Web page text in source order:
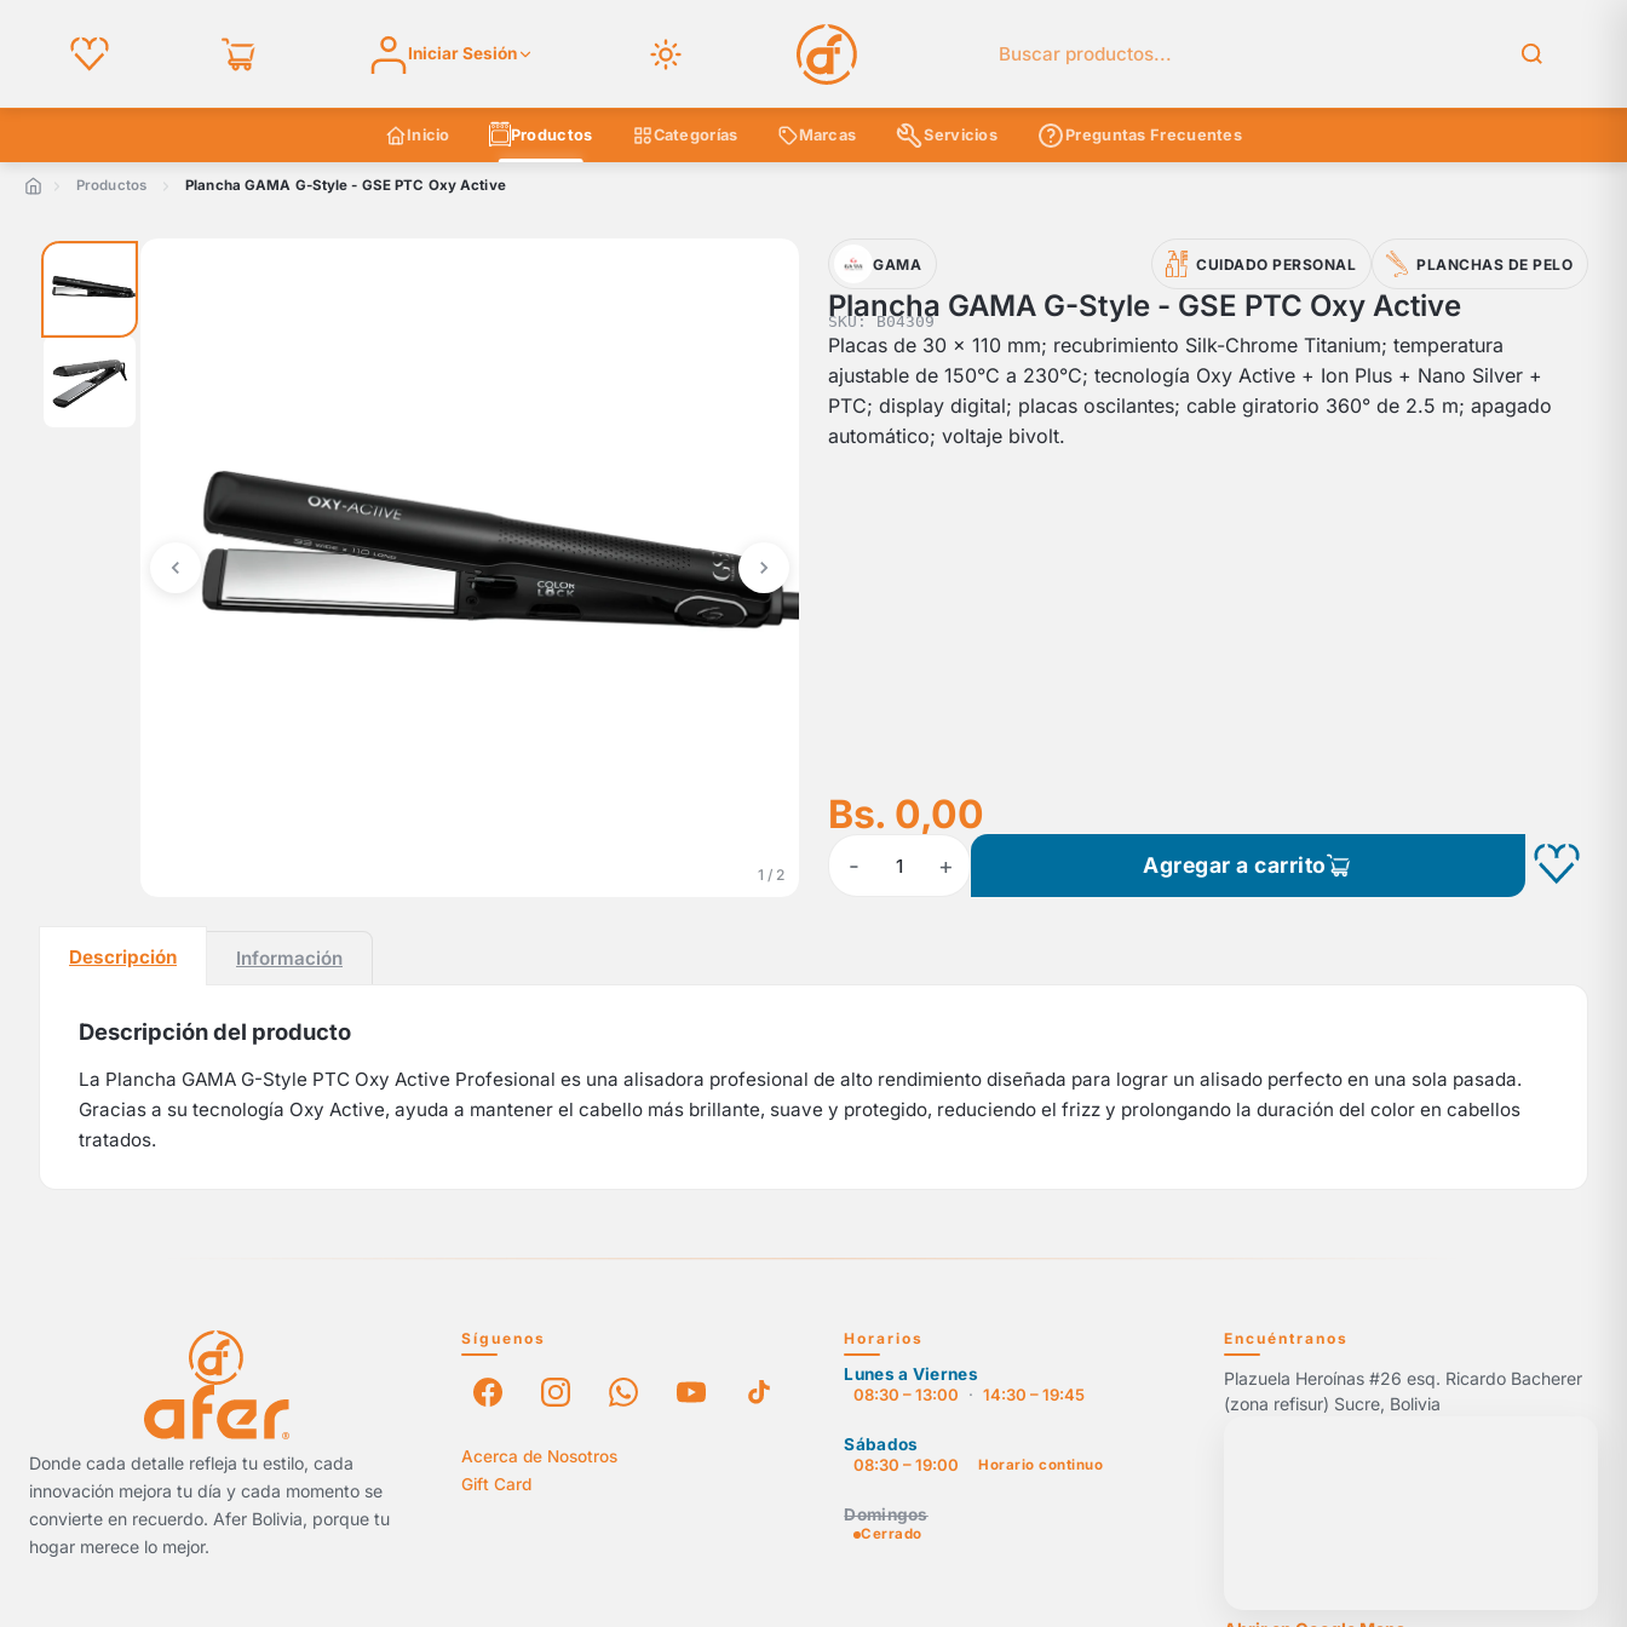
Iniciar Sesión Buscar en el catálogo
Inicio Productos Categorías Marcas Servicios Preguntas Frecuentes
Productos Plancha GAMA G-Style - GSE PTC Oxy Active
1 / 2
GAMA CUIDADO PERSONAL PLANCHAS DE PELO
Plancha GAMA G-Style - GSE PTC Oxy Active
SKU: B04309
Placas de 30 x 110 mm; recubrimiento Silk-Chrome Titanium; temperatura
ajustable de 150°C a 230°C; tecnología Oxy Active + Ion Plus + Nano Silver +
PTC; display digital; placas oscilantes; cable giratorio 360° de 2.5 m; apagado
automático; voltaje bivolt.
Bs. 0,00
- 1 + Agregar a carrito
Descripción Información
Descripción del producto
La Plancha GAMA G-Style PTC Oxy Active Profesional es una alisadora profesional de alto rendimiento diseñada para lograr un alisado perfecto en una sola pasada.
Gracias a su tecnología Oxy Active, ayuda a mantener el cabello más brillante, suave y protegido, reduciendo el frizz y prolongando la duración del color en cabellos
tratados.
Donde cada detalle refleja tu estilo, cada
innovación mejora tu día y cada momento se
convierte en recuerdo. Afer Bolivia, porque tu
hogar merece lo mejor.
Síguenos
Acerca de Nosotros
Gift Card
Horarios
Lunes a Viernes
08:30 – 13:00
· 14:30 – 19:45
Sábados
08:30 – 19:00
Horario continuo
Domingos
Cerrado
Encuéntranos
Plazuela Heroínas #26 esq. Ricardo Bacherer
(zona refisur) Sucre, Bolivia